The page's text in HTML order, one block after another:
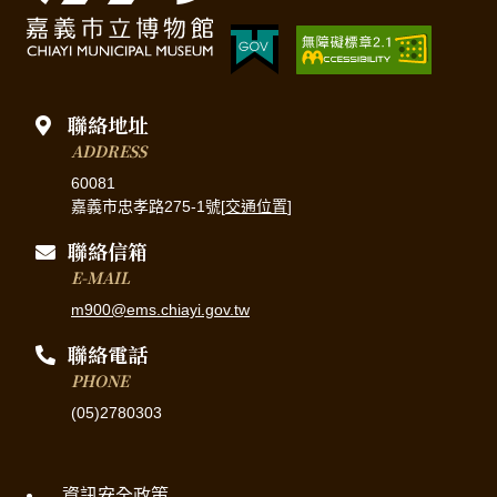
聯絡地址
ADDRESS
60081
嘉義市忠孝路275-1號[交通位置]
聯絡信箱
E-MAIL
m900@ems.chiayi.gov.tw
聯絡電話
PHONE
(05)2780303